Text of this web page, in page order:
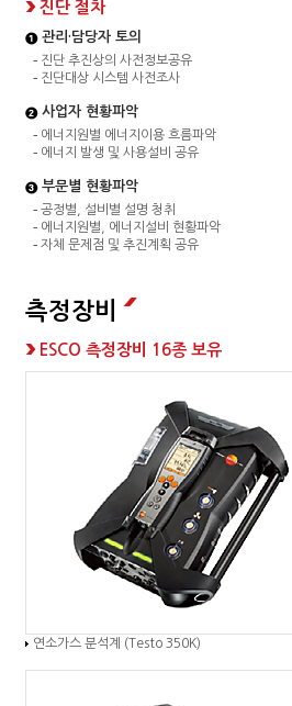
진단 절차
관리·담당자 토의
진단 추진상의 사전정보공유
진단대상 시스템 사전조사
사업자 현황파악
에너지원별 에너지이용 흐름파악
에너지 발생 및 사용설비 공유
부문별 현황파악
공정별, 설비별 설명 청취
에너지원별, 에너지설비 현황파악
자체 문제점 및 추진계획 공유
측정장비
ESCO 측정장비 16종 보유
연소가스 분석계 (Testo 350K)